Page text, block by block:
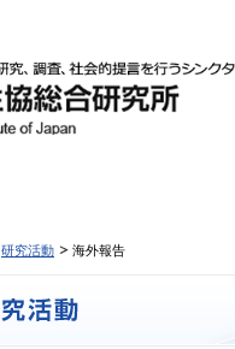
研究活動 海外報告